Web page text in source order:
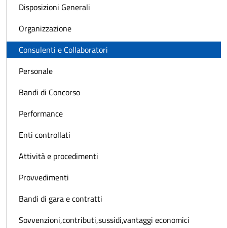
Disposizioni Generali
Organizzazione
Consulenti e Collaboratori
Personale
Bandi di Concorso
Performance
Enti controllati
Attività e procedimenti
Provvedimenti
Bandi di gara e contratti
Sovvenzioni,contributi,sussidi,vantaggi economici